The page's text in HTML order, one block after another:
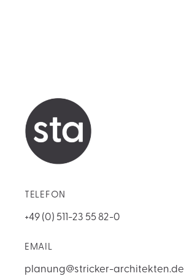
TELEFON
+49 (0) 511-23 55 82-0
EMAIL
planung@stricker-architekten.de